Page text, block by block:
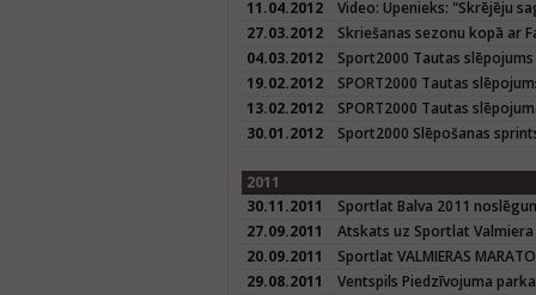
11.04.2012
Video: Upenieks: "Skrējēju
27.03.2012
Skriešanas sezonu kopā ar
04.03.2012
Sport2000 Tautas
19.02.2012
SPORT2000 Tautas
13.02.2012
SPORT2000 Tautas
30.01.2012
Sport2000 Slēpošanas
2011
30.11.2011
Sportlat Balva 2011
27.09.2011
Atskats uz Sportlat
20.09.2011
Sportlat VALMIERAS
29.08.2011
Ventspils Piedzīvojuma